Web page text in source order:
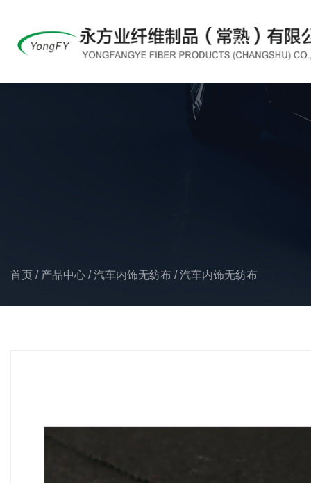
首页 / 产品中心 /汽车内饰无纺布 /汽车内饰无纺布